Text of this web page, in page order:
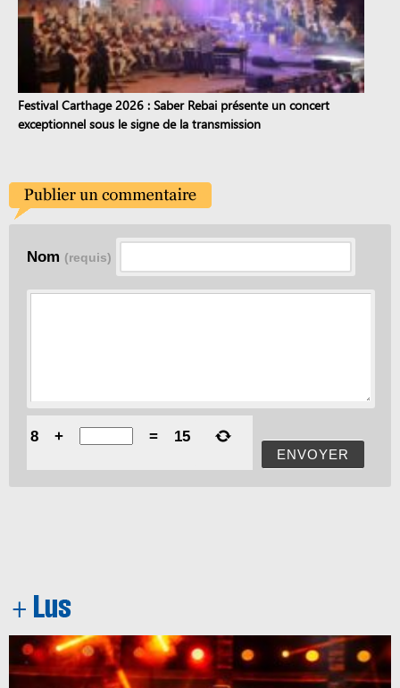
Festival Carthage 2026 : Saber Rebai présente un concert
exceptionnel sous le signe de la transmission
Nom (requis)
ENVOYER
8 + = 15